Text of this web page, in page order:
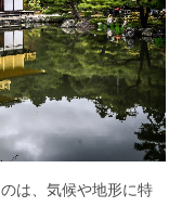
は、気候や地形に特